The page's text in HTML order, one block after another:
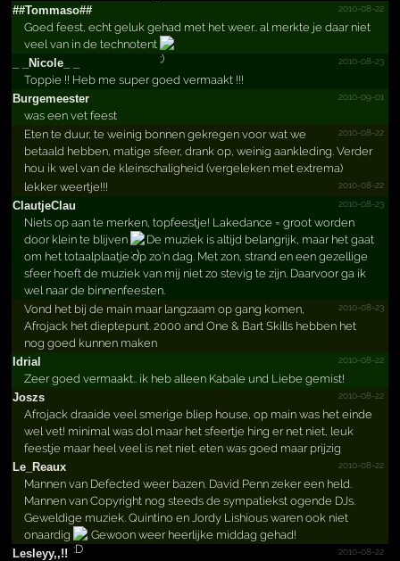
##Tommaso##
2010-08-22
Goed feest, echt geluk gehad met het weer.. al merkte je daar niet
veel van in de technotent
_ _Nicole_ _
2010-08-23
Toppie !! Heb me super goed vermaakt !!!
Burgemeester
2010-09-01
was een vet feest
2010-08-22
Eten te duur, te weinig bonnen gekregen voor wat we
betaald hebben, matige sfeer, drank op, weinig aankleding. Verder
hou ik wel van de kleinschaligheid (vergeleken met extrema)
2010-08-22
lekker weertje!!!
ClautjeClau
2010-08-23
Niets op aan te merken, topfeestje! Lakedance = groot worden
door klein te blijven
De muziek is altijd belangrijk, maar het gaat
om het totaalplaatje op zo'n dag. Met zon, strand en een gezellige
sfeer hoeft de muziek van mij niet zo stevig te zijn. Daarvoor ga ik
wel naar de binnenfeesten.
2010-08-23
Vond het bij de main maar langzaam op gang komen,
Afrojack het dieptepunt. 2000 and One & Bart Skills hebben het
nog goed kunnen maken
Idrial
2010-08-22
Zeer goed vermaakt.. ik heb alleen Kabale und Liebe gemist!
Joszs
2010-08-22
Afrojack draaide veel smerige bliep house, op main was het einde
wel vet! minimal was dol maar het sfeertje hing er net niet, leuk
feestje maar heel veel is net niet. eten was goed maar prijzig
Le_Reaux
2010-08-22
Mannen van Defected weer bazen. David Penn zeker een held.
Mannen van Copyright nog steeds de sympatiekst ogende DJs.
Geweldige muziek. Quintino en Jordy Lishious waren ook niet
onaardig
. Gewoon weer heerlijke middag gehad!
Lesleyy,,!!
2010-08-22